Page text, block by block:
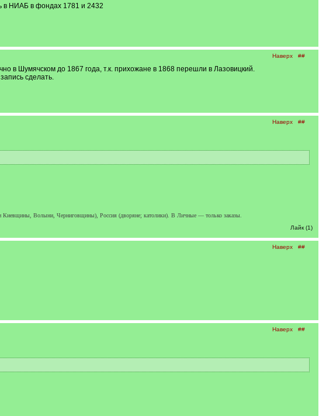
в НИАБ в фондах 1781 и 2432
Наверх ##
в Шумячском до 1867 года, т.к. прихожане в 1868 перешли в Лазовицкий.
сделать.
Наверх ##
Киевщины, Волыни, Черниговщины), Россия (дворяне; католики). В Личные — только заказы.
Лайк (1)
Наверх ##
Наверх ##